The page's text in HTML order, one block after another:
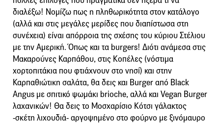
διαλέξω! Νομίζω πως η πληθωρικότητα στον κατάλογο
(αλλά και στις μεγάλες μερίδες που διαπίστωσα στη
συνέχεια) είναι απόρροια της σχέσης του κύριου Στέλιου
με την Αμερική. Όπως και τα burgers! Διότι ανάμεσα στις
Μακαρούνες Καρπάθου, στις Κοπέλες (νόστιμα
χορτοπιτάκια που φτιάχνουν στο νησί) και στην
Καρπαθιώτικη σαλάτα, θα δεις και Βurger από Black
Angus με σπιτικό ψωμάκι brioche, αλλά και Vegan Burger
λαχανικών! Θα δεις το Μοσχαρίσιο Κότσι γάλακτος
-σκέτη λιχουδιά- αργοψημένο στο φούρνο με ξινόμαυρο